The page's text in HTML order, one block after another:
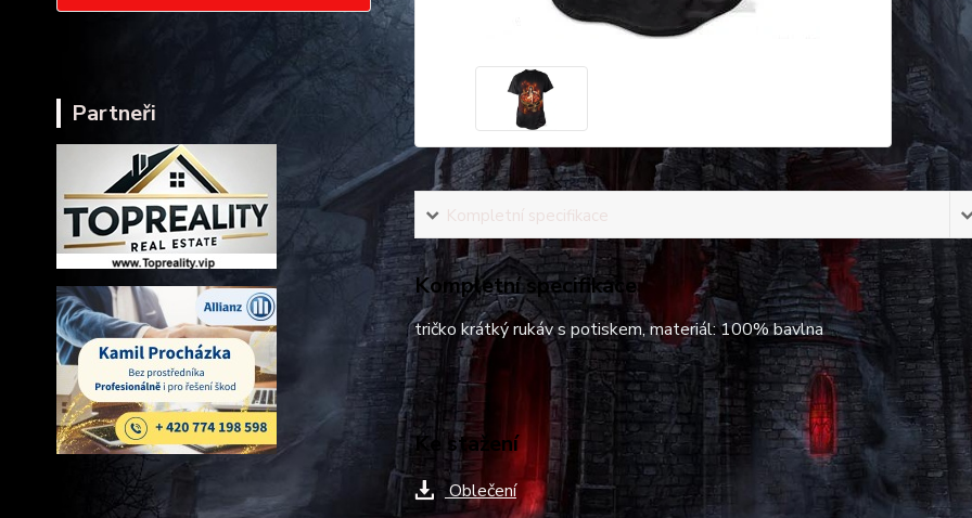
Partneři
Kompletní specifikace
Kompletní specifikace
tričko krátký rukáv s potiskem, materiál: 100% bavlna
Ke stažení
Oblečení